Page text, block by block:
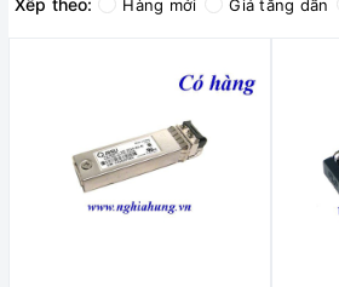
Xếp theo: Hàng mới Giá tăng dần